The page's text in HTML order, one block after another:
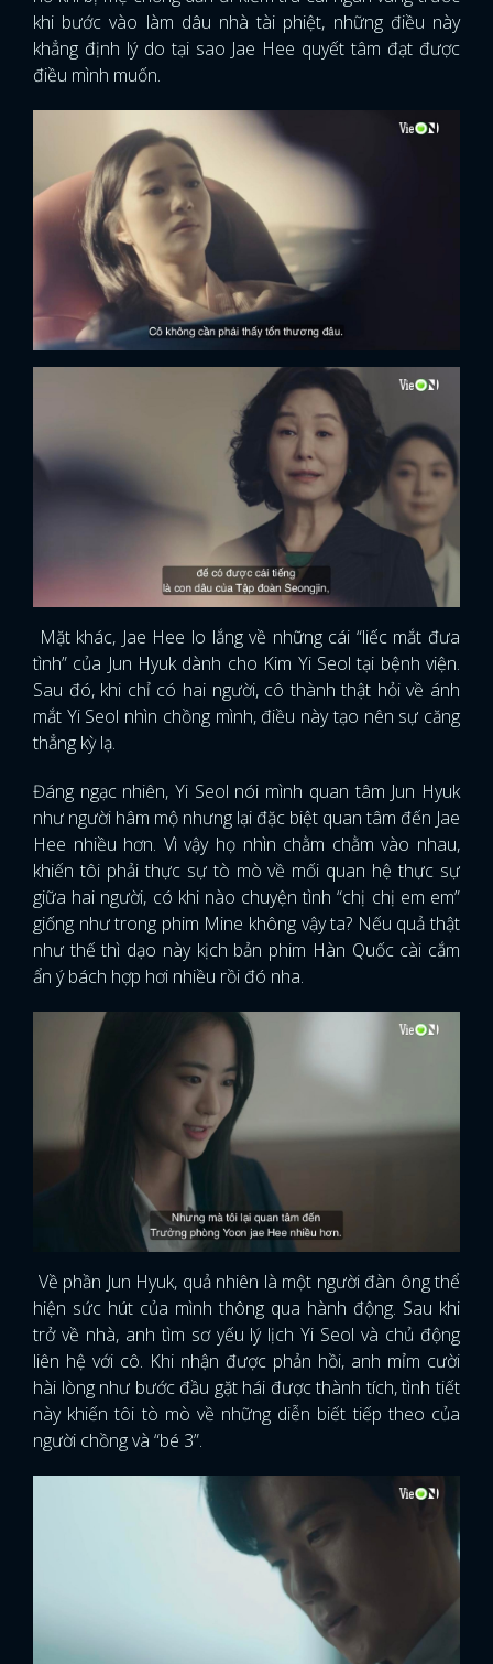
khi bước vào làm dâu nhà tài phiệt, những điều này
khẳng định lý do tại sao Jae Hee quyết tâm đạt được
điều mình muốn.
Mặt khác, Jae Hee lo lắng về những cái “liếc mắt đưa
tình” của Jun Hyuk dành cho Kim Yi Seol tại bệnh viện.
Sau đó, khi chỉ có hai người, cô thành thật hỏi về ánh
mắt Yi Seol nhìn chồng mình, điều này tạo nên sự căng
thẳng kỳ lạ.
Đáng ngạc nhiên, Yi Seol nói mình quan tâm Jun Hyuk
như người hâm mộ nhưng lại đặc biệt quan tâm đến Jae
Hee nhiều hơn. Vì vậy họ nhìn chằm chằm vào nhau,
khiến tôi phải thực sự tò mò về mối quan hệ thực sự
giữa hai người, có khi nào chuyện tình “chị chị em em”
giống như trong phim Mine không vậy ta? Nếu quả thật
như thế thì dạo này kịch bản phim Hàn Quốc cài cắm
ẩn ý bách hợp hơi nhiều rồi đó nha.
Về phần Jun Hyuk, quả nhiên là một người đàn ông thể
hiện sức hút của mình thông qua hành động. Sau khi
trở về nhà, anh tìm sơ yếu lý lịch Yi Seol và chủ động
liên hệ với cô. Khi nhận được phản hồi, anh mỉm cười
hài lòng như bước đầu gặt hái được thành tích, tình tiết
này khiến tôi tò mò về những diễn biết tiếp theo của
người chồng và “bé 3”.